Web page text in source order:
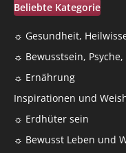
Beliebte Kategorie
☼ Gesundheit,
☼ Bewusstsein,
☼ Ernährung
Inspirationen und
☼ Erdhüter sein
☼ Bewusst Leben und